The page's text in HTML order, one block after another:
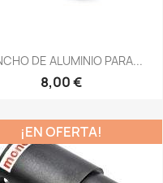
DE ALUMINIO PARA...
8,00 €
¡EN OFERTA!